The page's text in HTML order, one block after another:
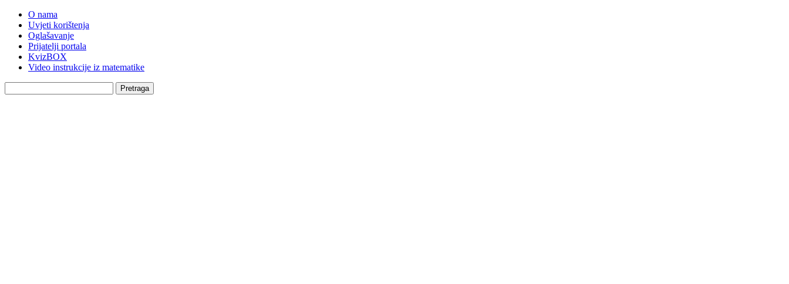
O nama
Uvjeti korištenja
Oglašavanje
Prijatelji portala
KvizBOX
Video instrukcije iz matematike
Pretraga